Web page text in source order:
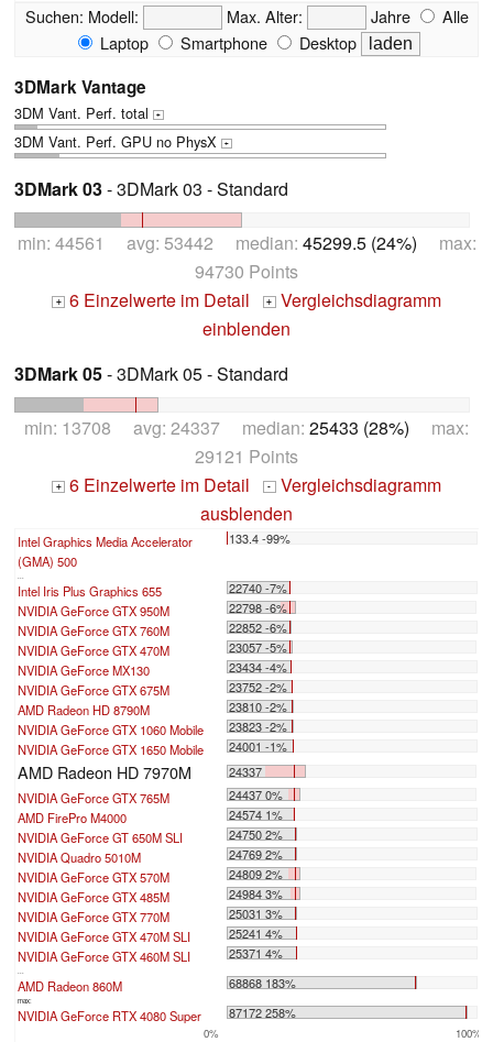
Suchen: Modell: Max. Alter: Jahre
Alle
Laptop
Smartphone Desktop
3DMark Vantage
3DM Vant. Perf. total +
3DM Vant. Perf. GPU no PhysX +
3DMark 03- 3DMark 03 - Standard
min: 44561 avg: 53442 median: 45299.5 (24%) max:
94730 Points
+ 6 Einzelwerte im Detail + Vergleichsdiagramm
einblenden
3DMark 05- 3DMark 05 - Standard
min: 13708 avg: 24337 median: 25433 (28%) max:
29121 Points
+ 6 Einzelwerte im Detail - Vergleichsdiagramm
ausblenden
Intel Graphics Media Accelerator
(GMA) 500
133.4 -99%
...
Intel Iris Plus Graphics 655
22740 -7%
NVIDIA GeForce GTX 950M
22798 -6%
NVIDIA GeForce GTX 760M
22852 -6%
NVIDIA GeForce GTX 470M
23057 -5%
NVIDIA GeForce MX130
23434 -4%
NVIDIA GeForce GTX 675M
23752 -2%
AMD Radeon HD 8790M
23810 -2%
NVIDIA GeForce GTX 1060 Mobile
23823 -2%
NVIDIA GeForce GTX 1650 Mobile
24001 -1%
AMD Radeon HD 7970M
24337
NVIDIA GeForce GTX 765M
24437 0%
AMD FirePro M4000
24574 1%
NVIDIA GeForce GT 650M SLI
24750 2%
NVIDIA Quadro 5010M
24769 2%
NVIDIA GeForce GTX 570M
24809 2%
NVIDIA GeForce GTX 485M
24984 3%
NVIDIA GeForce GTX 770M
25031 3%
NVIDIA GeForce GTX 470M SLI
25241 4%
NVIDIA GeForce GTX 460M SLI
25371 4%
...
AMD Radeon 860M 68868 183%
max:
NVIDIA GeForce RTX 4080 Super 87172 258%
0% 100%